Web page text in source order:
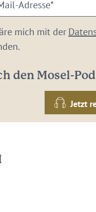
mich mit der
den Mosel-
Jetzt